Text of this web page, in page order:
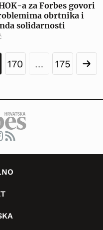
a za Forbes govori
obrtnika i
solidarnosti
170 … 175